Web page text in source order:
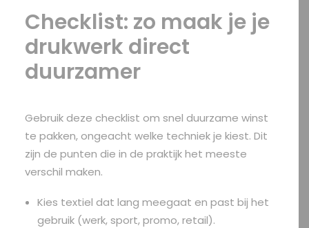
Checklist: zo maak je je
drukwerk direct
duurzamer
Gebruik deze checklist om snel duurzame winst
te pakken, ongeacht welke techniek je kiest. Dit
zijn de punten die in de praktijk het meeste
verschil maken.
Kies textiel dat lang meegaat en past bij het
gebruik (werk, sport, promo, retail).